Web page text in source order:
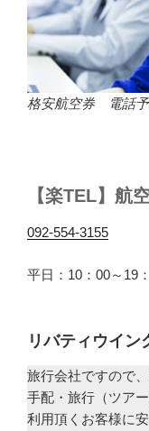
格安航空券 電話
【楽TEL】航
092-554-3155
平日：10：00～
リバティウイン
旅行会社ですので
手配・旅行（ツア
利用頂くお客様に